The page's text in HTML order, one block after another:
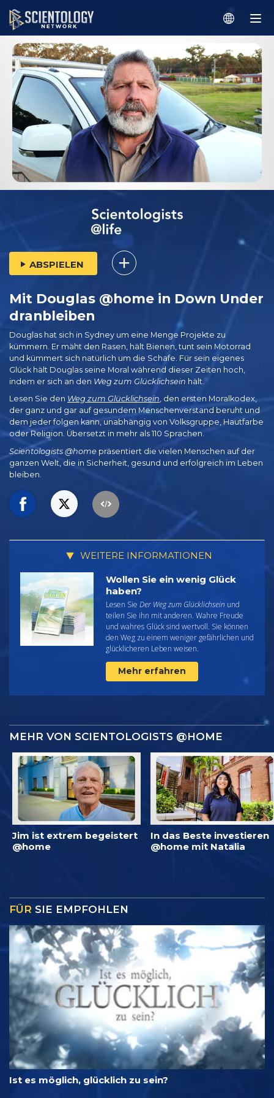
ABSPIELEN
Mit Douglas @home in Down Under
dranbleiben
Douglas hat sich in Sydney um eine Menge Projekte zu
kümmern. Er mäht den Rasen, hält Bienen, tunt sein Motorrad
und kümmert sich natürlich um die Schafe. Für sein eigenes
Glück hält Douglas seine Moral während dieser Zeiten hoch,
indem er sich an den Weg zum Glücklichsein hält.
Lesen Sie den Weg zum Glücklichsein, den ersten Moralkodex,
der ganz und gar auf gesundem Menschenverstand beruht und
dem jeder folgen kann, unabhängig von Volksgruppe, Hautfarbe
oder Religion. Übersetzt in mehr als 110 Sprachen.
Scientologists @home präsentiert die vielen Menschen auf der
ganzen Welt, die in Sicherheit, gesund und erfolgreich im Leben
bleiben.
WEITERE INFORMATIONEN
Wollen Sie ein wenig Glück
haben?
Lesen Sie Der Weg zum Glücklichsein und
teilen Sie ihn mit anderen. Wahre Freude
und wahres Glück sind wertvoll. Sie können
den Weg zu einem weniger gefährlichen und
glücklicheren Leben weisen.
Mehr erfahren
MEHR VON SCIENTOLOGISTS @HOME
Jim ist extrem begeistert
@home
In das Beste investieren
@home mit Natalia
FÜR SIE EMPFOHLEN
Ist es möglich, glücklich zu sein?